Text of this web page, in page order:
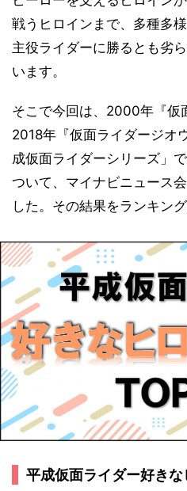
戦うヒロインまで、多種多
主役ライダーに勝るとも劣
います。
そこで今回は、2000年『仮
2018年『仮面ライダージオ
成仮面ライダーシリーズ」
ついて、マイナビニュース
した。その結果をランキン
平成仮面ライダー好き